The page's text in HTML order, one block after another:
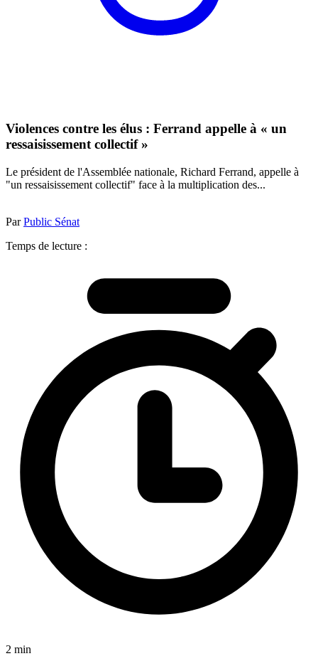
Violences contre les élus : Ferrand appelle à « un
ressaisissement collectif »
Le président de l'Assemblée nationale, Richard Ferrand, appelle à
"un ressaisissement collectif" face à la multiplication des...
ParPublic Sénat
Temps de lecture :
2 min